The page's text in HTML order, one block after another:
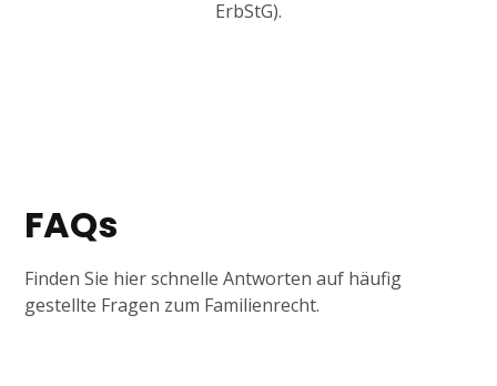
ErbStG).
FAQs
Finden Sie hier schnelle Antworten auf häufig
gestellte Fragen zum Familienrecht.